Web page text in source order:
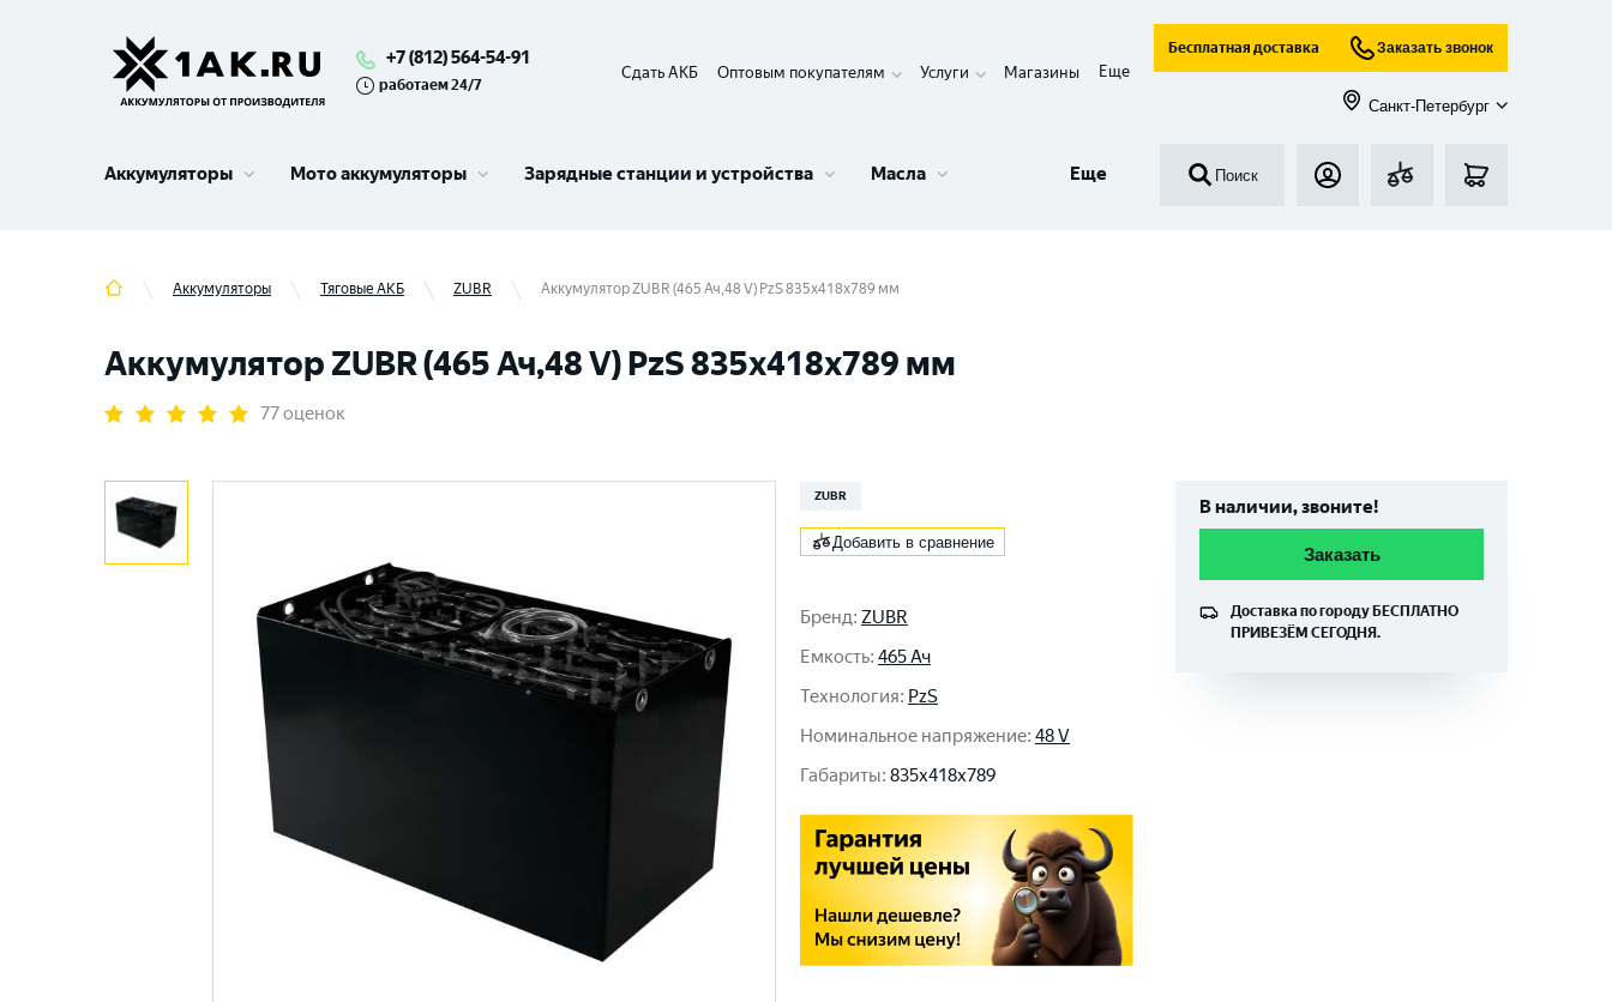
+7 (812) 564-54-91
работаем 24/7
Сдать АКБ Оптовым покупателям Услуги Магазины Еще
Бесплатная доставка Заказать звонок
Санкт-Петербург
Аккумуляторы Мото аккумуляторы Зарядные станции и устройства Масла Еще Поиск
Аккумуляторы Тяговые АКБ ZUBR Аккумулятор ZUBR (465 Ач,48 V) PzS 835x418x789 мм
Аккумулятор ZUBR (465 Ач,48 V) PzS 835x418x789 мм
77 оценок
ZUBR
Добавить в сравнение
Бренд: ZUBR
Емкость: 465 Ач
Технология: PzS
Номинальное напряжение: 48 V
Габариты: 835x418x789
В наличии, звоните!
Заказать
Доставка по городу БЕСПЛАТНО
ПРИВЕЗЁМ СЕГОДНЯ.